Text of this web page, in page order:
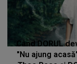
Când DORUL
"Nu ajung